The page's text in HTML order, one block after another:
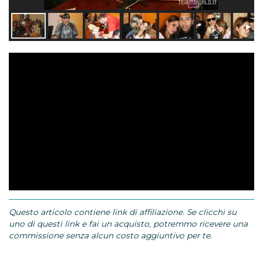
Questo articolo contiene link di affiliazione. Se clicchi su
uno di questi link e fai un acquisto, potremmo ricevere una
commissione senza alcun costo aggiuntivo per te.